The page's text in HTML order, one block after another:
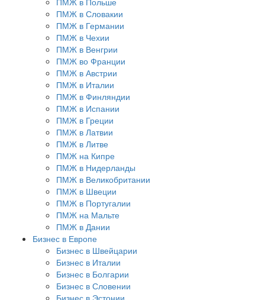
ПМЖ в Словакии
ПМЖ в Германии
ПМЖ в Чехии
ПМЖ в Венгрии
ПМЖ во Франции
ПМЖ в Австрии
ПМЖ в Италии
ПМЖ в Финляндии
ПМЖ в Испании
ПМЖ в Греции
ПМЖ в Латвии
ПМЖ в Литве
ПМЖ на Кипре
ПМЖ в Нидерланды
ПМЖ в Великобритании
ПМЖ в Швеции
ПМЖ в Португалии
ПМЖ на Мальте
ПМЖ в Дании
Бизнес в Европе
Бизнес в Швейцарии
Бизнес в Италии
Бизнес в Болгарии
Бизнес в Словении
Бизнес в Эстонии